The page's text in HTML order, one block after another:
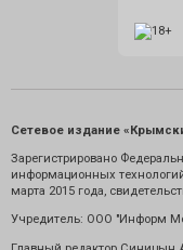
Сетевое издание
Зарегистрировано
информационных
марта 2015 года,
Учредитель: ООО "Информ